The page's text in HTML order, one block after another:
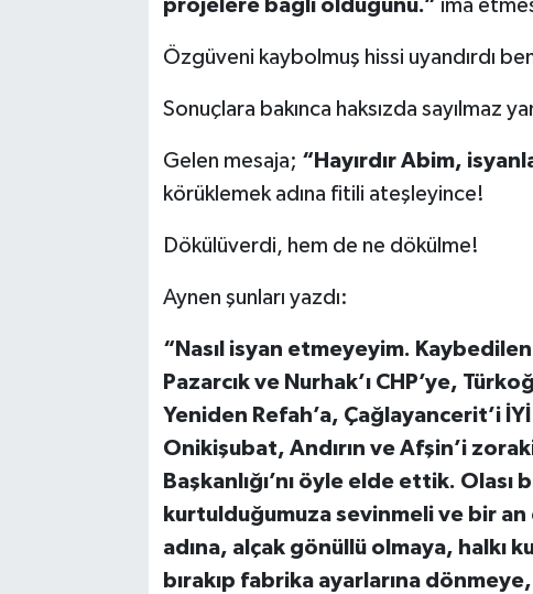
projelere bağlı olduğunu.” ima
Özgüveni kaybolmuş hissi uyandırdı
Sonuçlara bakınca haksızda sayılmaz
Gelen mesaja; “Hayırdır Abim,
körüklemek adına fitili ateşleyince!
Dökülüverdi, hem de ne dökülme!
Aynen şunları yazdı:
“Nasıl isyan etmeyeyim.
Pazarcık ve Nurhak’ı CHP’ye,
Yeniden Refah’a, Çağlayancerit’i
Onikişubat, Andırın ve Afşin’i
Başkanlığı’nı öyle elde ettik.
kurtulduğumuza sevinmeli ve bir
adına, alçak gönüllü olmaya, halkı
bırakıp fabrika ayarlarına